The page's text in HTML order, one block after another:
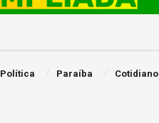
Política Paraíba Cotidiano